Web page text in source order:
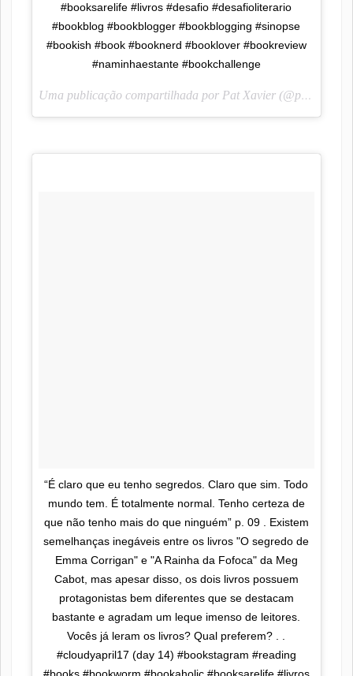
#booksarelife #livros #desafio #desafioliterario
#bookblog #bookblogger #bookblogging #sinopse
#bookish #book #booknerd #booklover #bookreview
#naminhaestante #bookchallenge
Uma publicação compartilhada por Pat Xavier (@pah_lendoescrevendo) em
“É claro que eu tenho segredos. Claro que sim. Todo
mundo tem. É totalmente normal. Tenho certeza de
que não tenho mais do que ninguém” p. 09 . Existem
semelhanças inegáveis entre os livros "O segredo de
Emma Corrigan" e "A Rainha da Fofoca" da Meg
Cabot, mas apesar disso, os dois livros possuem
protagonistas bem diferentes que se destacam
bastante e agradam um leque imenso de leitores.
Vocês já leram os livros? Qual preferem? . .
#cloudyapril17 (day 14) #bookstagram #reading